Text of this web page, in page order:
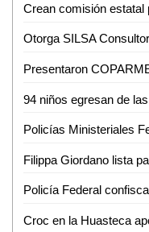
Policía Federal
Croc en la Huasteca